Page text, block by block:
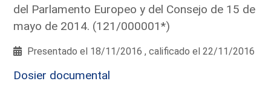
del Parlamento Europeo y del Consejo de 15 de
mayo de 2014. (121/000001*)
Presentado el 18/11/2016 , calificado el 22/11/2016
Dosier documental